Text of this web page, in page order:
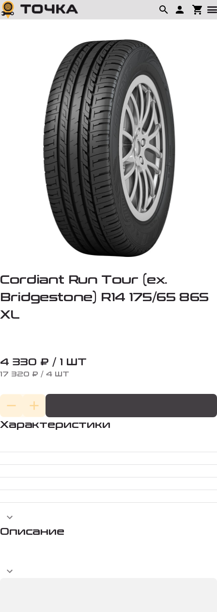
Cordiant Run Tour (ex.
Bridgestone) R14 175/65 86S
XL
4 330 ₽ / 1 ШТ
17 320 ₽ / 4 ШТ
Характеристики
Описание